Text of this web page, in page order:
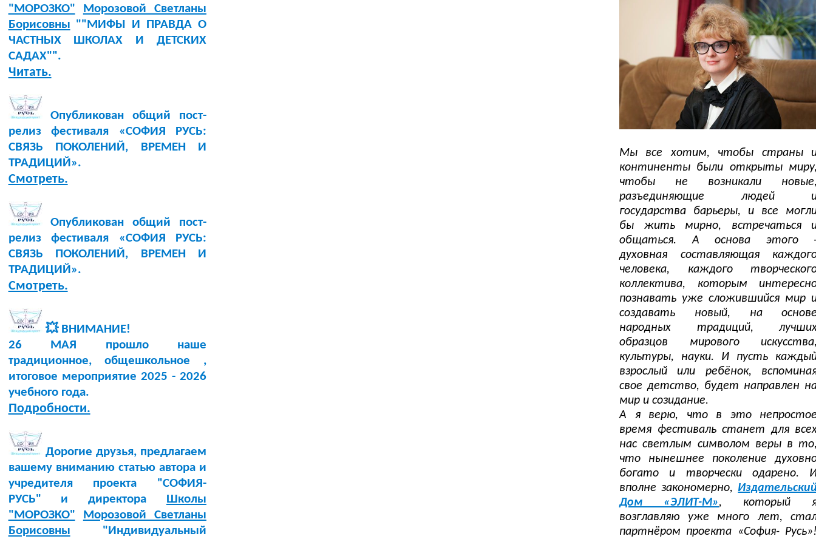
"МОРОЗКО"
Морозовой Светланы
Борисовны ""МИФЫ И ПРАВДА О
ЧАСТНЫХ ШКОЛАХ И ДЕТСКИХ
САДАХ"".
Читать.
Опубликован общий пост-
релиз фестиваля «СОФИЯ РУСЬ:
СВЯЗЬ ПОКОЛЕНИЙ, ВРЕМЕН И
ТРАДИЦИЙ».
Смотреть.
Опубликован общий пост-
релиз фестиваля «СОФИЯ РУСЬ:
СВЯЗЬ ПОКОЛЕНИЙ, ВРЕМЕН И
ТРАДИЦИЙ».
Смотреть.
💥 ВНИМАНИЕ!
26 МАЯ прошло наше
традиционное, общешкольное ,
итоговое мероприятие 2025 - 2026
учебного года.
Подробности.
Дорогие друзья, предлагаем
вашему вниманию статью автора и
учредителя проекта "СОФИЯ-
РУСЬ" и директора
Школы
"МОРОЗКО"
Морозовой Светланы
Борисовны "Индивидуальный
Мы все хотим, чтобы страны
континенты были открыты
чтобы не возникали
разъединяющие людей
государства барьеры, и все
бы жить мирно, встречаться
общаться. А основа этого
духовная составляющая
человека, каждого
коллектива, которым
познавать уже сложившийся мир
создавать новый, на
народных традиций,
образцов мирового
культуры, науки. И пусть
взрослый или ребёнок,
свое детство, будет направлен
мир и созидание.
А я верю, что в это
время фестиваль станет для
нас светлым символом веры в
что нынешнее поколение
богато и творчески одарено.
вполне закономерно,
Дом «ЭЛИТ-М», который
возглавляю уже много лет,
партнёром проекта «София-